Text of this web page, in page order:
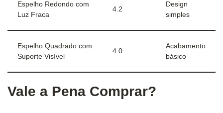
Espelho Redondo com
Luz Fraca
4.2
Design
simples
Espelho Quadrado com
Suporte Visível
4.0
Acabamento
básico
Vale a Pena Comprar?